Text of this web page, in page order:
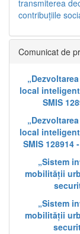
transmiterea
contribuțiile
Comunicat de
local
SMIS
local
SMIS 128914
„Sistem
mobilității
„Sistem
mobilității